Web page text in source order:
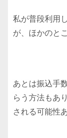
私が普段利用
が、ほかのと
あとは振込手
らう方法もあ
される可能性あ